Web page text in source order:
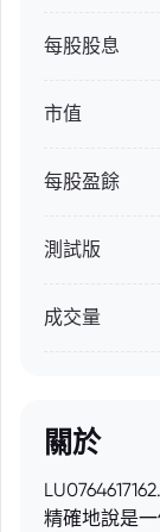
每股股息
市值
每股盈餘
測試版
成交量
關於
精確地說是